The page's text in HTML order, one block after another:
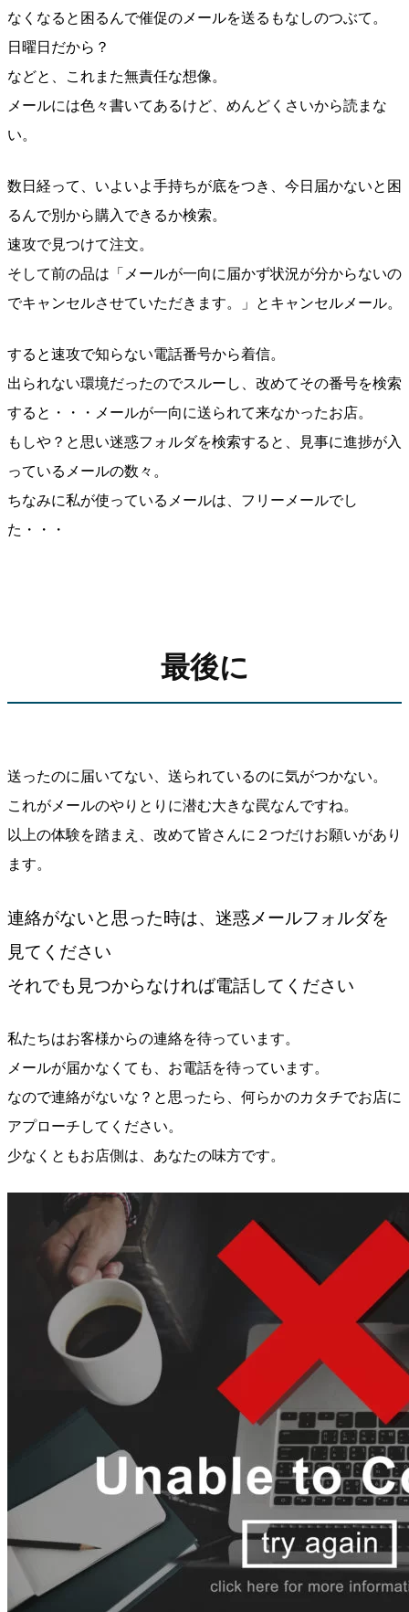
なくなると困るんで催促のメールを送るもなしのつぶて。
日曜日だから？
などと、これまた無責任な想像。
メールには色々書いてあるけど、めんどくさいから読まな
い。
数日経って、いよいよ手持ちが底をつき、今日届かないと困
るんで別から購入できるか検索。
速攻で見つけて注文。
そして前の品は「メールが一向に届かず状況が分からないの
でキャンセルさせていただきます。」とキャンセルメール。
すると速攻で知らない電話番号から着信。
出られない環境だったのでスルーし、改めてその番号を検索
すると・・・メールが一向に送られて来なかったお店。
もしや？と思い迷惑フォルダを検索すると、見事に進捗が入
っているメールの数々。
ちなみに私が使っているメールは、フリーメールでし
た・・・
最後に
送ったのに届いてない、送られているのに気がつかない。
これがメールのやりとりに潜む大きな罠なんですね。
以上の体験を踏まえ、改めて皆さんに２つだけお願いがあり
ます。
連絡がないと思った時は、迷惑メールフォルダを
見てください
それでも見つからなければ電話してください
私たちはお客様からの連絡を待っています。
メールが届かなくても、お電話を待っています。
なので連絡がないな？と思ったら、何らかのカタチでお店に
アプローチしてください。
少なくともお店側は、あなたの味方です。